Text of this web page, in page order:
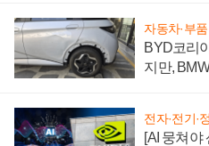
자동차·부품
BYD코리
지만,
전자·전기·
[AI 뭉쳐야